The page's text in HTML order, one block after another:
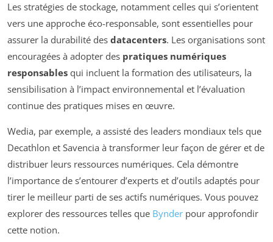
Les stratégies de stockage, notamment celles qui s’orientent
vers une approche éco-responsable, sont essentielles pour
assurer la durabilité des datacenters. Les organisations sont
encouragées à adopter des pratiques numériques
responsables qui incluent la formation des utilisateurs, la
sensibilisation à l’impact environnemental et l’évaluation
continue des pratiques mises en œuvre.
Wedia, par exemple, a assisté des leaders mondiaux tels que
Decathlon et Savencia à transformer leur façon de gérer et de
distribuer leurs ressources numériques. Cela démontre
l’importance de s’entourer d’experts et d’outils adaptés pour
tirer le meilleur parti de ses actifs numériques. Vous pouvez
explorer des ressources telles que Bynder pour approfondir
cette notion.